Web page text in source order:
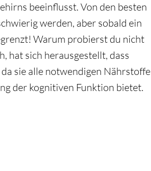
beeinflusst. Von den besten
werden, aber sobald ein
Warum probierst du nicht
hat sich herausgestellt, dass
sie alle notwendigen Nährstoffe
der kognitiven Funktion bietet.